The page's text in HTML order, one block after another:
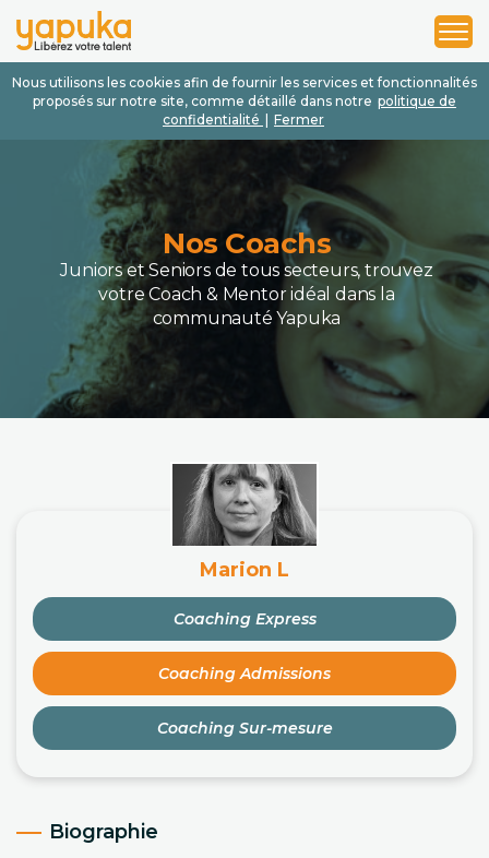
Nous utilisons les cookies afin de fournir les services et fonctionnalités
proposés sur notre site, comme détaillé dans notre politique de
confidentialité
Fermer
1
2
3
Nos Coachs
Juniors et Seniors de tous secteurs, trouvez
votre Coach & Mentor idéal dans la
communauté Yapuka
Marion L
Coaching Express
Coaching Admissions
Coaching Sur-mesure
Biographie